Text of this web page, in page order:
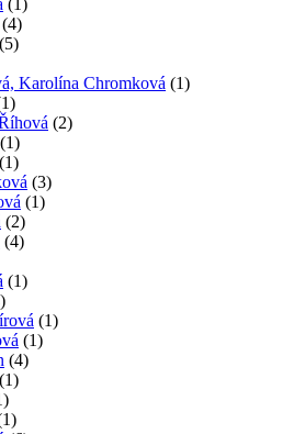
(4)
(5)
Karolína Chromková (1)
(2)
(1)
(1)
(3)
(1)
(2)
(4)
(1)
(1)
(1)
(4)
(1)